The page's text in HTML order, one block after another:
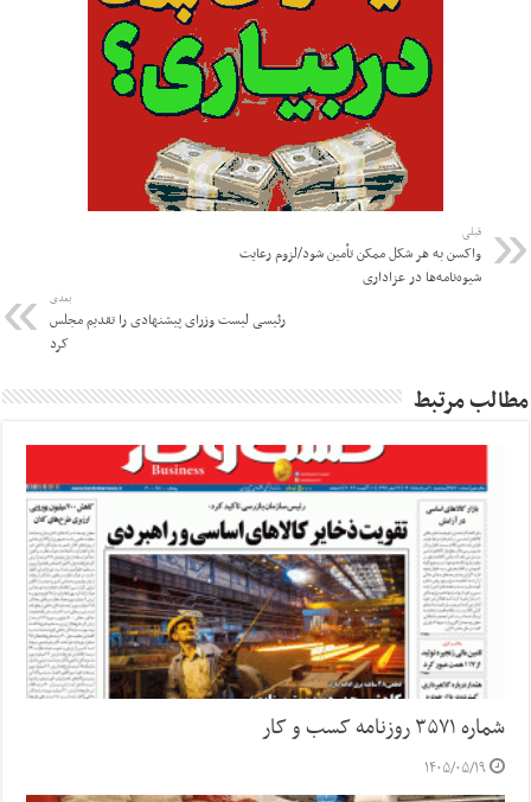
قبلی
واکسن به هر شکل ممکن تأمین شود/لزوم رعایت
شیوه‌نامه‌ها در عزاداری
بعدی
رئیسی لیست وزرای پیشنهادی را تقدیم مجلس
کرد
مطالب مرتبط
شماره ۳۵۷۱ روزنامه کسب و کار
۱۴۰۵/۰۵/۱۹